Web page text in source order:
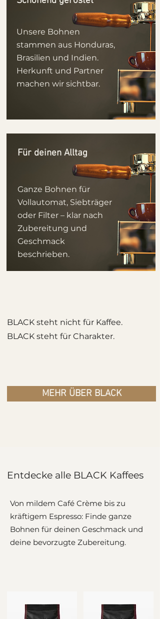
Unsere Bohnen
stammen aus Honduras,
Brasilien und Indien.
Herkunft und Partner
machen wir sichtbar.
Ganze Bohnen für
Vollautomat, Siebträger
oder Filter – klar nach
Zubereitung und
Geschmack
beschrieben.
Für deinen Alltag
BLACK steht nicht für Kaffee.
BLACK steht für Charakter.
MEHR ÜBER BLACK
Entdecke alle BLACK Kaffees
Von mildem Café Crème bis zu
kräftigem Espresso: Finde ganze
Bohnen für deinen Geschmack und
deine bevorzugte Zubereitung.